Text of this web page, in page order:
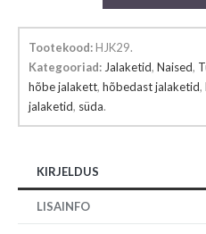
Tootekood: HJK29.
Kategooriad: Jalaketid, Naised,
hõbe jalakett, hõbedast jalaketid,
jalaketid, süda.
KIRJELDUS
LISAINFO